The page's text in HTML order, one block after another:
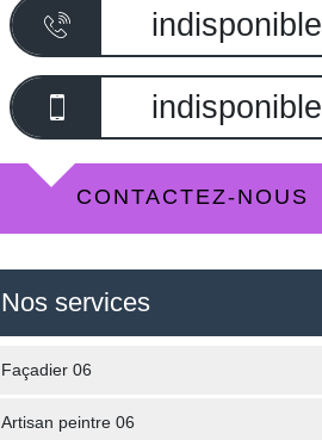
indisponible
indisponible
CONTACTEZ-NOUS
Nos services
Façadier 06
Artisan peintre 06